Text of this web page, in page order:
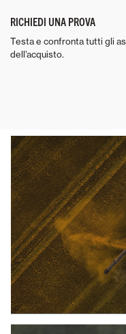
RICHIEDI UNA PROVA
Testa e confronta tutti gli
dell’acquisto.